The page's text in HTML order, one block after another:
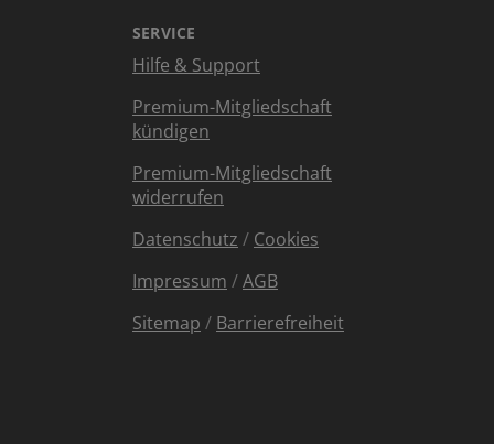
SERVICE
Hilfe & Support
Premium-Mitgliedschaft
kündigen
Premium-Mitgliedschaft
widerrufen
Datenschutz / Cookies
Impressum /AGB
Sitemap / Barrierefreiheit